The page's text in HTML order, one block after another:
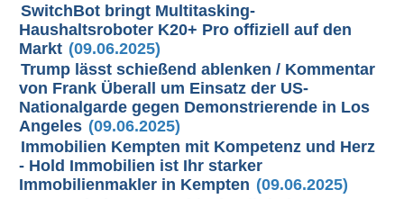
SwitchBot bringt Multitasking-
Haushaltsroboter K20+ Pro offiziell auf den
Markt (09.06.2025)
Trump lässt schießend ablenken / Kommentar
von Frank Überall um Einsatz der US-
Nationalgarde gegen Demonstrierende in Los
Angeles (09.06.2025)
Immobilien Kempten mit Kompetenz und Herz
- Hold Immobilien ist Ihr starker
Immobilienmakler in Kempten (09.06.2025)